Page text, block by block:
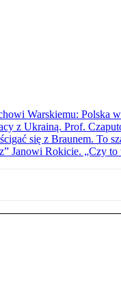
Warskiemu: Polska
z Ukrainą. Prof.
się z Braunem. To
Janowi Rokicie. „Czy